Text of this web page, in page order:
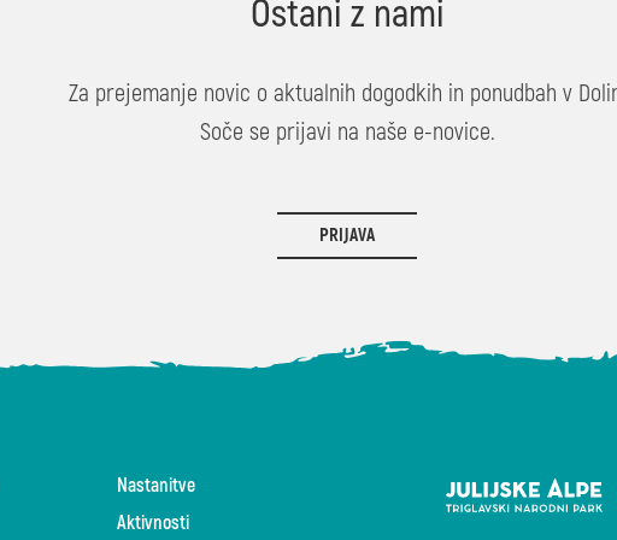
Ostani z nami
Za prejemanje novic o aktualnih dogodkih in ponudbah v
Soče se prijavi na naše e-novice.
PRIJAVA
Nastanitve
Aktivnosti